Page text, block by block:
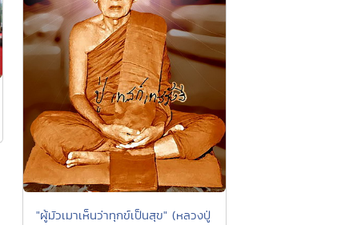
"ผู้มัวเมาเห็นว่าทุกข์เป็นสุข" (หลวงปู่